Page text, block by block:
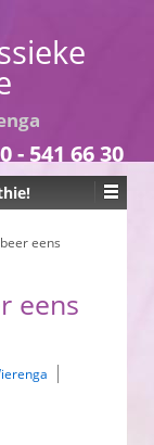
- 541 66 30
eens
eens